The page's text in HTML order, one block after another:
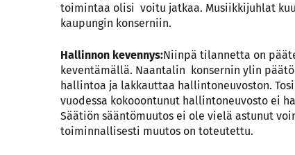
toimintaa olisi voitu jatkaa. Musiikkijuhlat
kaupungin konserniin.
Hallinnon kevennys:Niinpä tilannetta on
keventämällä. Naantalin konsernin ylin
hallintoa ja lakkauttaa hallintoneuvoston.
vuodessa kokooontunut hallintoneuvosto ei
Säätiön sääntömuutos ei ole vielä astunut
toiminnallisesti muutos on toteutettu.